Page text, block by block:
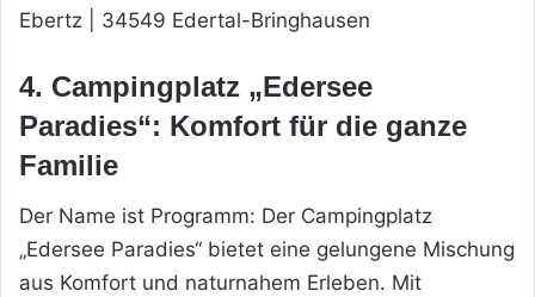
Ebertz | 34549 Edertal-Bringhausen
4. Campingplatz „Edersee
Paradies“: Komfort für die ganze
Familie
Der Name ist Programm: Der Campingplatz
„Edersee Paradies“ bietet eine gelungene Mischung
aus Komfort und naturnahem Erleben. Mit